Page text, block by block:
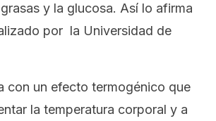
y la glucosa. Así lo afirma
por la Universidad de
con un efecto termogénico que
la temperatura corporal y a